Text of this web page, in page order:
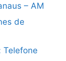
– AM
de
Telefone